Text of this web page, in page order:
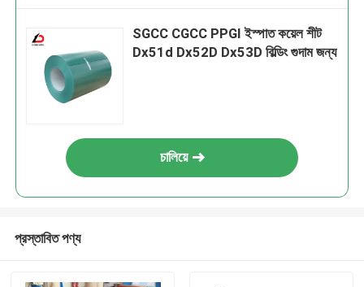
SGCC CGCC PPGI ইস্পাত কয়েল শীট
Dx51d Dx52D Dx53D বিল্ডিং গুদাম জন্য
চালিয়ে
প্রস্তাবিত পণ্য